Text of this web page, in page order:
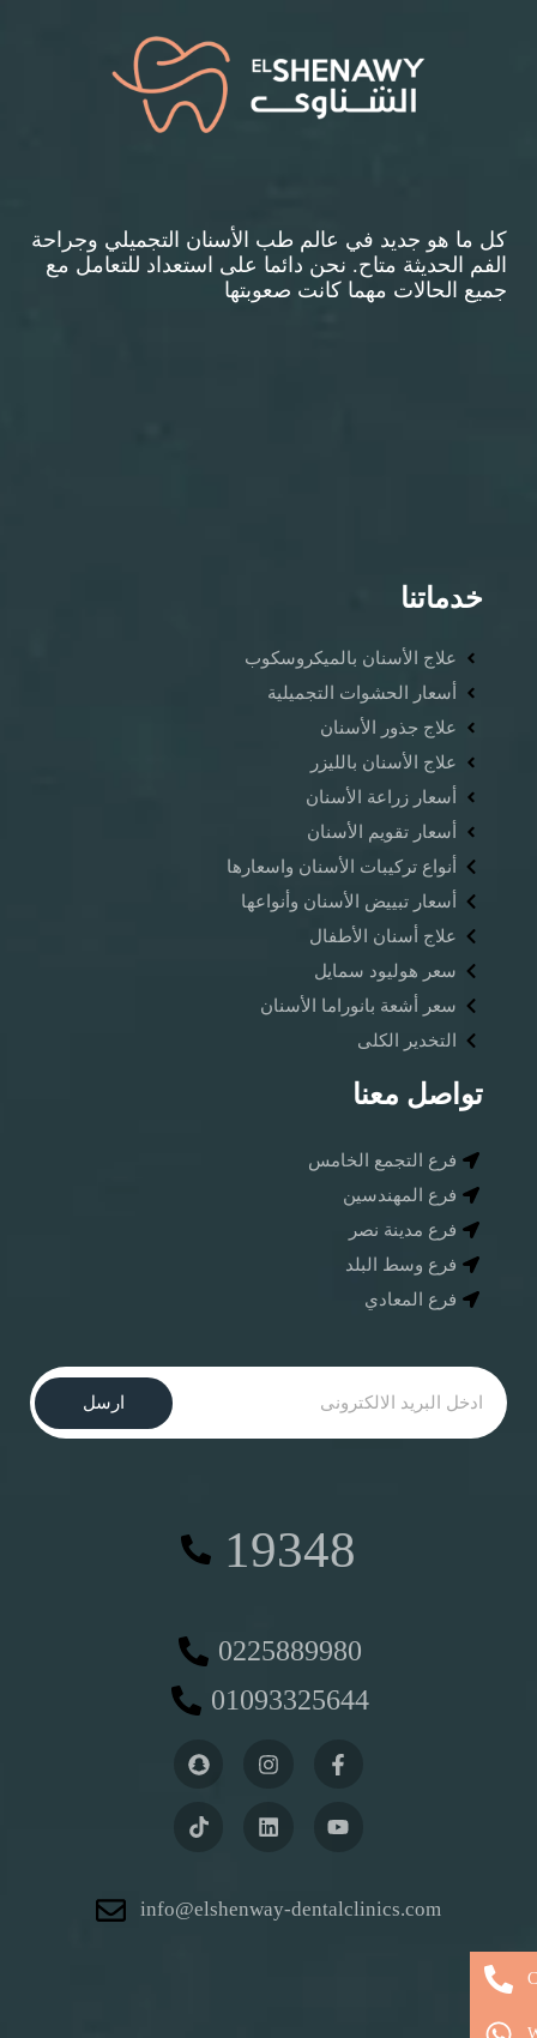
كل ما هو جديد في عالم طب الأسنان التجميلي وجراحة
الفم الحديثة متاح. نحن دائما على استعداد للتعامل مع
جميع الحالات مهما كانت صعوبتها
خدماتنا
علاج الأسنان بالميكروسكوب
أسعار الحشوات التجميلية
علاج جذور الأسنان
علاج الأسنان بالليزر
أسعار زراعة الأسنان
أسعار تقويم الأسنان
أنواع تركيبات الأسنان واسعارها
أسعار تبييض الأسنان وأنواعها
علاج أسنان الأطفال
سعر هوليود سمايل
سعر أشعة بانوراما الأسنان ​
التخدير الكلى
تواصل معنا
فرع التجمع الخامس
فرع المهندسين
فرع مدينة نصر
فرع وسط البلد
فرع المعادي
ارسل
19348
0225889980
01093325644
info@elshenway-dentalclinics.com